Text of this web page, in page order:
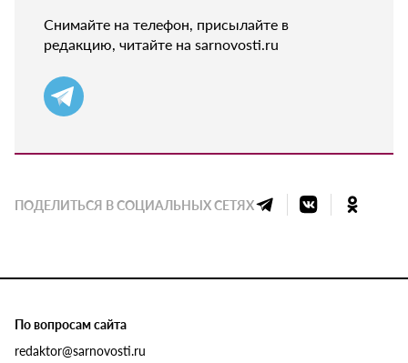
Снимайте на телефон, присылайте в
редакцию, читайте на sarnovosti.ru
ПОДЕЛИТЬСЯ В СОЦИАЛЬНЫХ СЕТЯХ
По вопросам сайта
redaktor@sarnovosti.ru